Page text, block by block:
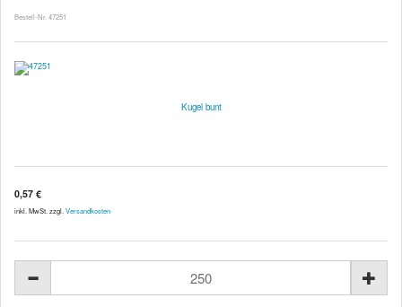
Bestell-Nr. 47251
Kugel bunt
0,57 €
inkl. MwSt. zzgl. Versandkosten